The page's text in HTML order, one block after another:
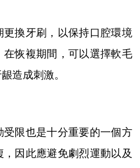
換牙刷，以保持口腔環境
恢複期間，可以選擇軟毛
造成刺激。
限也是十分重要的一個方
因此應避免劇烈運動以及